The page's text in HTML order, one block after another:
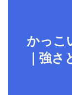
かっこ
｜強